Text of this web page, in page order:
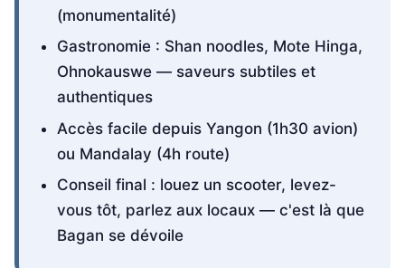
(monumentalité)
Gastronomie : Shan noodles, Mote Hinga,
Ohnokauswe — saveurs subtiles et
authentiques
Accès facile depuis Yangon (1h30 avion)
ou Mandalay (4h route)
Conseil final : louez un scooter, levez-
vous tôt, parlez aux locaux — c'est là que
Bagan se dévoile